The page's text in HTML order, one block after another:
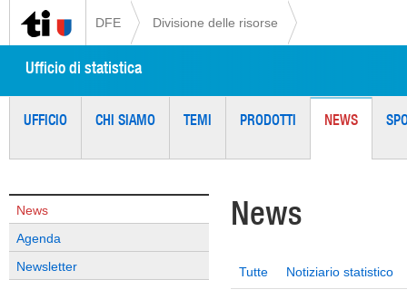
DFE Divisione delle risorse
Ufficio di statistica
UFFICIO CHI SIAMO TEMI PRODOTTI NEWS
News
Agenda
Newsletter
News
Tutte Notiziario statistico